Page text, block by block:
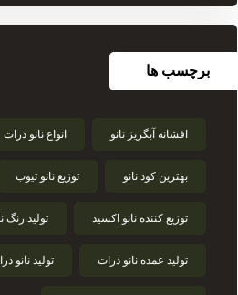
برچسب ها
افشانه آبگریز نانو انواع نانو ذرات
بهترین کود نانو توزیع نانو تیوب
توزیع کننده نانو اکسید تولید رنگ
تولید عمده نانو ذرات تولید نانو